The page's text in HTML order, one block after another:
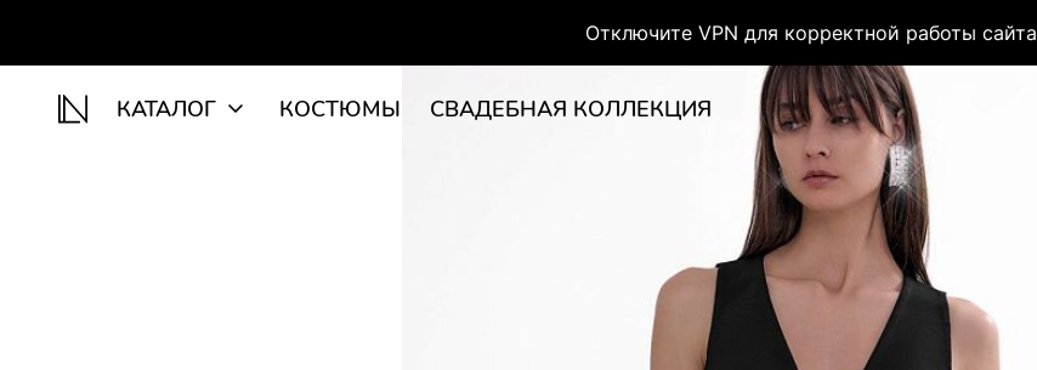
Отключите VPN для корректной работы сайта
КАТАЛОГ КОСТЮМЫ СВАДЕБНАЯ КОЛЛЕКЦИЯ